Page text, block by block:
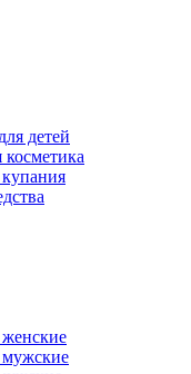
детей
косметика
купания